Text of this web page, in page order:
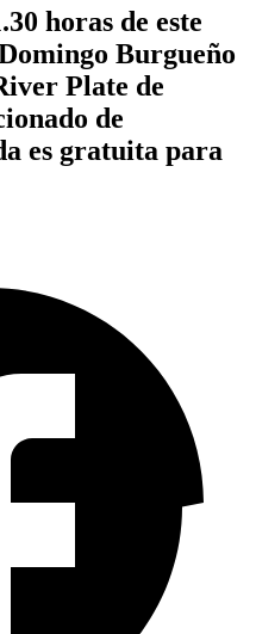
horas de este
Burgueño
Plate de
de
es gratuita para